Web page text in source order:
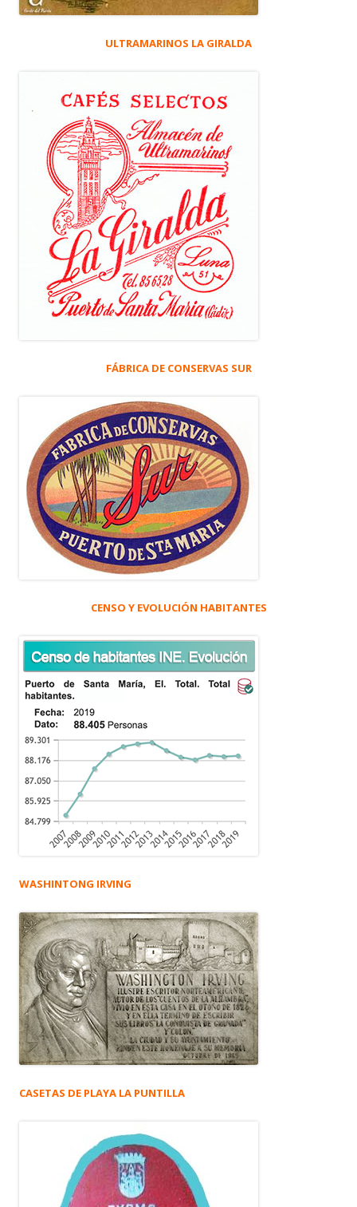
ULTRAMARINOS LA GIRALDA
FÁBRICA DE CONSERVAS SUR
CENSO Y EVOLUCIÓN HABITANTES
WASHINTONG IRVING
CASETAS DE PLAYA LA PUNTILLA